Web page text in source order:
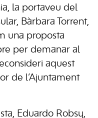
la portaveu del
Bàrbara Torrent,
una proposta
per demanar al
aquest
de l’Ajuntament
Eduardo Robsy,